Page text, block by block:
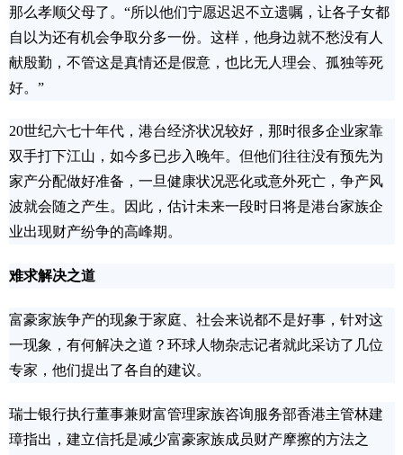
那么孝顺父母了。“所以他们宁愿迟迟不立遗嘱，让各子女都
自以为还有机会争取分多一份。这样，他身边就不愁没有人
献殷勤，不管这是真情还是假意，也比无人理会、孤独等死
好。”
20世纪六七十年代，港台经济状况较好，那时很多企业家靠
双手打下江山，如今多已步入晚年。但他们往往没有预先为
家产分配做好准备，一旦健康状况恶化或意外死亡，争产风
波就会随之产生。因此，估计未来一段时日将是港台家族企
业出现财产纷争的高峰期。
难求解决之道
富豪家族争产的现象于家庭、社会来说都不是好事，针对这
一现象，有何解决之道？环球人物杂志记者就此采访了几位
专家，他们提出了各自的建议。
瑞士银行执行董事兼财富管理家族咨询服务部香港主管林建
璋指出，建立信托是减少富豪家族成员财产摩擦的方法之